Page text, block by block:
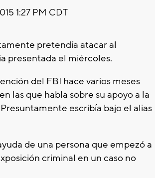
1:27 PM CDT
pretendía atacar al
presentada el miércoles.
del FBI hace varios meses
las que habla sobre su apoyo a la
escribía bajo el alias
de una persona que empezó a
criminal en un caso no